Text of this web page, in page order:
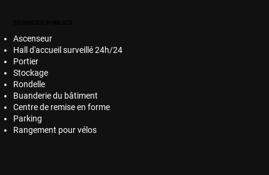
Ascenseur
Hall d'accueil surveillé 24h/24
Portier
Stockage
Rondelle
Buanderie du bâtiment
Centre de remise en forme
Parking
Rangement pour vélos